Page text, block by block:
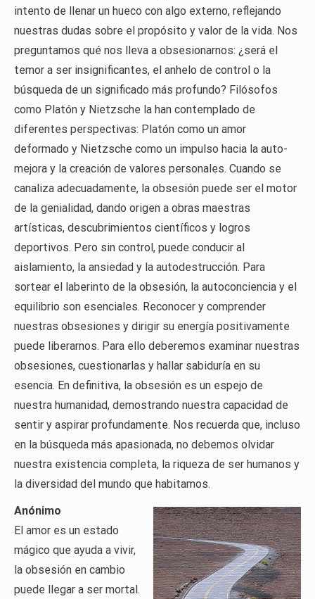
intento de llenar un hueco con algo externo, reflejando
nuestras dudas sobre el propósito y valor de la vida. Nos
preguntamos qué nos lleva a obsesionarnos: ¿será el
temor a ser insignificantes, el anhelo de control o la
búsqueda de un significado más profundo? Filósofos
como Platón y Nietzsche la han contemplado de
diferentes perspectivas: Platón como un amor
deformado y Nietzsche como un impulso hacia la auto-
mejora y la creación de valores personales. Cuando se
canaliza adecuadamente, la obsesión puede ser el motor
de la genialidad, dando origen a obras maestras
artísticas, descubrimientos científicos y logros
deportivos. Pero sin control, puede conducir al
aislamiento, la ansiedad y la autodestrucción. Para
sortear el laberinto de la obsesión, la autoconciencia y el
equilibrio son esenciales. Reconocer y comprender
nuestras obsesiones y dirigir su energía positivamente
puede liberarnos. Para ello deberemos examinar nuestras
obsesiones, cuestionarlas y hallar sabiduría en su
esencia. En definitiva, la obsesión es un espejo de
nuestra humanidad, demostrando nuestra capacidad de
sentir y aspirar profundamente. Nos recuerda que, incluso
en la búsqueda más apasionada, no debemos olvidar
nuestra existencia completa, la riqueza de ser humanos y
la diversidad del mundo que habitamos.
Anónimo
El amor es un estado
mágico que ayuda a vivir,
la obsesión en cambio
puede llegar a ser mortal.